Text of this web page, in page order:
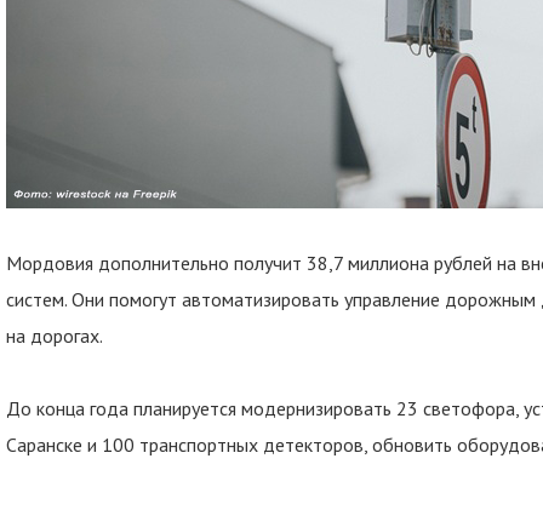
Мордовия дополнительно получит 38,7 миллиона рублей на
систем. Они помогут автоматизировать управление
на дорогах.
До конца года планируется модернизировать 23 светофора,
Саранске и 100 транспортных детекторов, обновить